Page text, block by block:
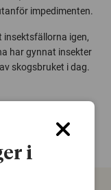
impedimenten.
insektsfällorna igen,
har gynnat insekter
skogsbruket i dag.
fisk och miljö
i